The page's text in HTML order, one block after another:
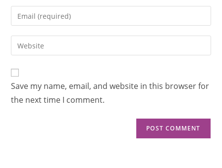
Save my name, email, and website in this browser for
the next time I comment.